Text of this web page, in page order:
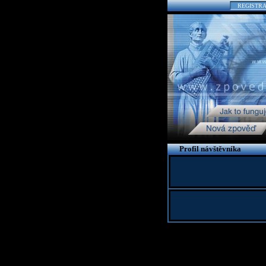
Profil návštěvníka